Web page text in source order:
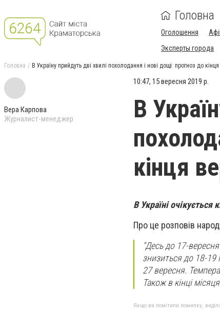
Головна
Оголошення
Эксперты города
Головна В Україну прийдуть дві хвилі похолодання і нові дощі: прогноз до
Вера Карпова
Журналист-менеджер
10:47, 15 вересня 2019 р.
В
кінця
В Україні
Про це розповів
“Десь до 17-вересня
знизиться до 18-19
27 вересня.
Також в кінці
Якщо ви помітили помилку,